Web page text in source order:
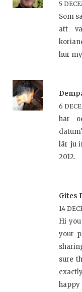
5
Som
att
hur
6
har
lär ju
2012.
Gites
14
Hi
your
sure
happy